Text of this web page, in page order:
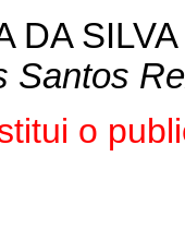
DA SILVA
Santos
o